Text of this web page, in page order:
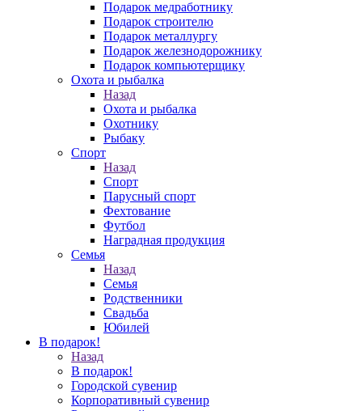
Подарок медработнику
Подарок строителю
Подарок металлургу
Подарок железнодорожнику
Подарок компьютерщику
Охота и рыбалка
Назад
Охота и рыбалка
Охотнику
Рыбаку
Спорт
Назад
Спорт
Парусный спорт
Фехтование
Футбол
Наградная продукция
Семья
Назад
Семья
Родственники
Свадьба
Юбилей
В подарок!
Назад
В подарок!
Городской сувенир
Корпоративный сувенир